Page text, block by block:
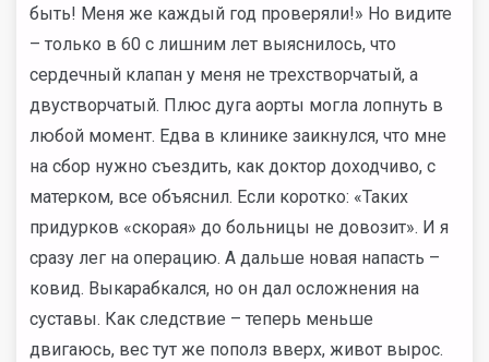
быть! Меня же каждый год проверяли!» Но видите
– только в 60 с лишним лет выяснилось, что
сердечный клапан у меня не трехстворчатый, а
двустворчатый. Плюс дуга аорты могла лопнуть в
любой момент. Едва в клинике заикнулся, что мне
на сбор нужно съездить, как доктор доходчиво, с
матерком, все объяснил. Если коротко: «Таких
придурков «скорая» до больницы не довозит». И я
сразу лег на операцию. А дальше новая напасть –
ковид. Выкарабкался, но он дал осложнения на
суставы. Как следствие – теперь меньше
двигаюсь, вес тут же пополз вверх, живот вырос.